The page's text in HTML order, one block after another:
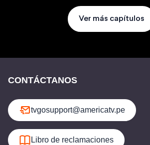
Ver más capítulos
CONTÁCTANOS
tvgosupport@americatv.pe
Libro de reclamaciones